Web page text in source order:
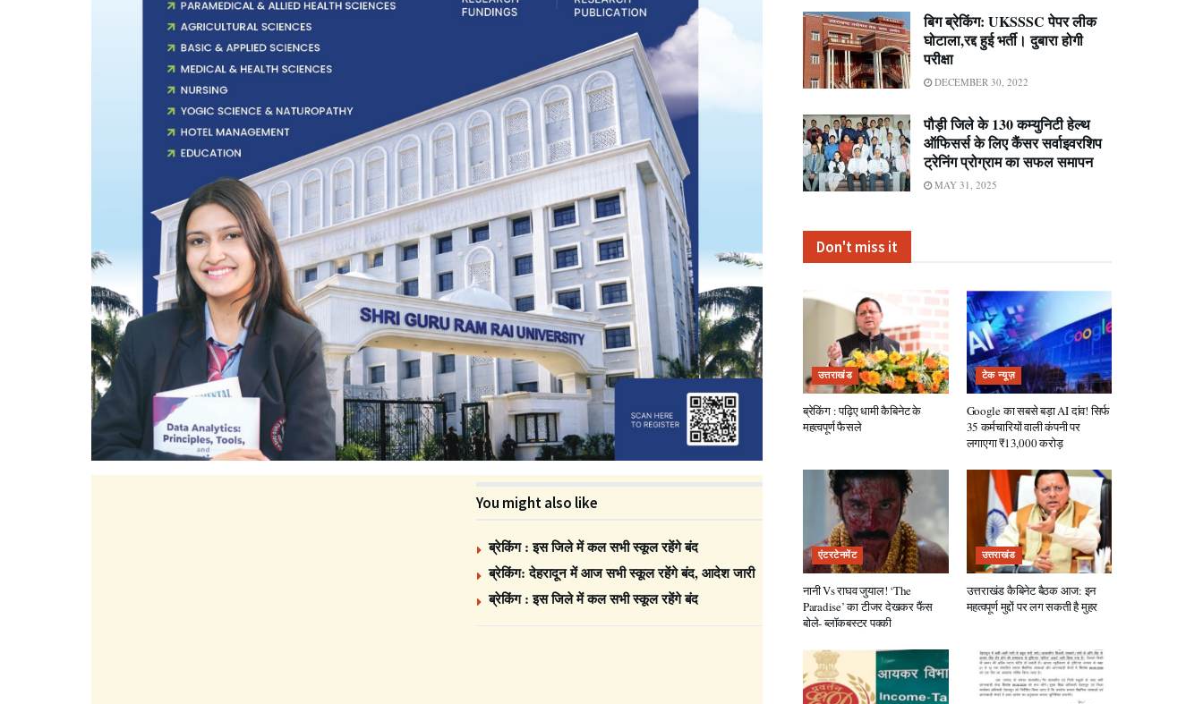
You might also like
ब्रेकिंग : इस जिले में कल सभी स्कूल रहेंगे बंद
ब्रेकिंग: देहरादून में आज सभी स्कूल रहेंगे बंद, आदेश जारी
ब्रेकिंग : इस जिले में कल सभी स्कूल रहेंगे बंद
बिग ब्रेकिंग: UKSSSC पेपर लीक
घोटाला,रद्द हुई भर्ती। दुबारा होगी
परीक्षा
DECEMBER 30, 2022
पौड़ी जिले के 130 कम्युनिटी हेल्थ
ऑफिसर्स के लिए कैंसर सर्वाइवरशिप
ट्रेनिंग प्रोग्राम का सफल समापन
MAY 31, 2025
Don't miss it
उत्तराखंड
ब्रेकिंग : पढ़िए धामी कैबिनेट के
महत्वपूर्ण फैसले
टेक न्यूज़
Google का सबसे बड़ा AI दांव! सिर्फ
35 कर्मचारियों वाली कंपनी पर
लगाएगा ₹13,000 करोड़
एंटरटेनमेंट
नानी Vs राघव जुयाल! ‘The
Paradise’ का टीजर देखकर फैंस
बोले- ब्लॉकबस्टर पक्की
उत्तराखंड
उत्तराखंड कैबिनेट बैठक आज: इन
महत्वपूर्ण मुद्दों पर लग सकती है मुहर